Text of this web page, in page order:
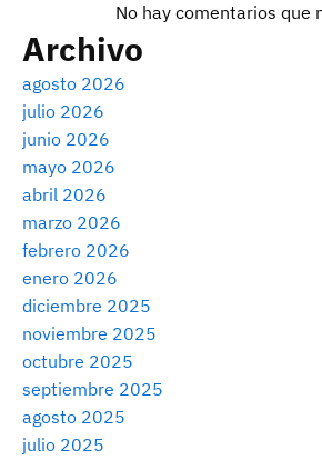
No hay comentarios que
Archivo
agosto 2026
julio 2026
junio 2026
mayo 2026
abril 2026
marzo 2026
febrero 2026
enero 2026
diciembre 2025
noviembre 2025
octubre 2025
septiembre 2025
agosto 2025
julio 2025